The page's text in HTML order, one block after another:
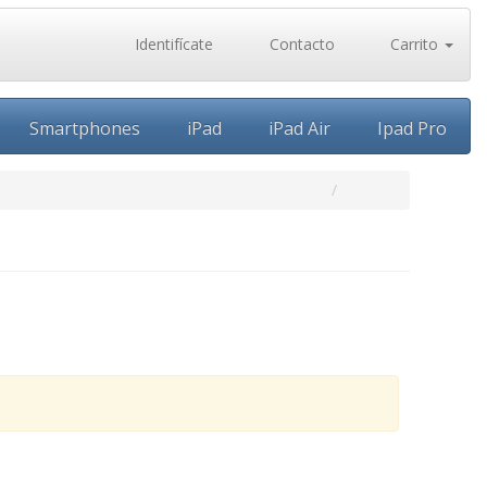
Identifícate Contacto Carrito
Smartphones iPad iPad Air Ipad Pro